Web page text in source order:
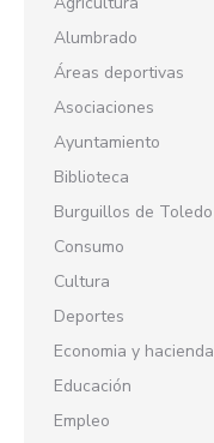
Alumbrado
Áreas deportivas
Asociaciones
Ayuntamiento
Biblioteca
Burguillos de Toledo
Consumo
Cultura
Deportes
Economia y hacienda
Educación
Empleo